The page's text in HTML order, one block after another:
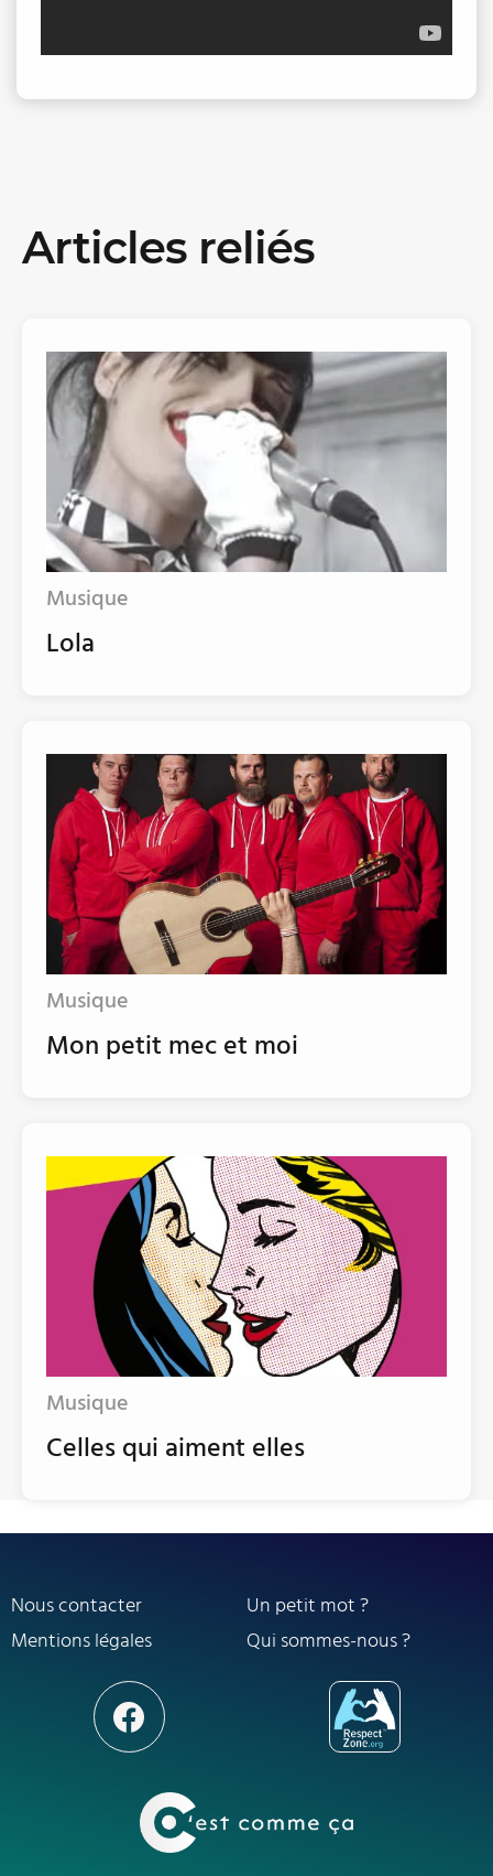
Articles reliés
Musique
Lola
Musique
Mon petit mec et moi
Musique
Celles qui aiment elles
Nous contacter
Un petit mot ?
Mentions légales
Qui sommes-nous ?